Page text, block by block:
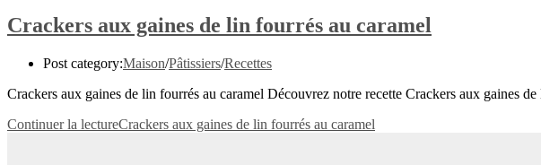
Crackers aux gaines de lin fourrés au caramel
Post category:Maison/Pâtissiers/Recettes
Crackers aux gaines de lin fourrés au caramel Découvrez notre recette Crackers aux gaines
Continuer la lectureCrackers aux gaines de lin fourrés au caramel